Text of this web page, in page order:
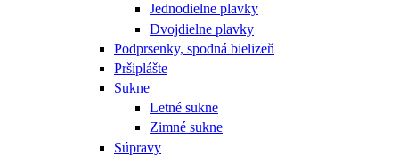
Jednodielne plavky
Dvojdielne plavky
Podprsenky, spodná bielizeň
Pršiplášte
Sukne
Letné sukne
Zimné sukne
Súpravy